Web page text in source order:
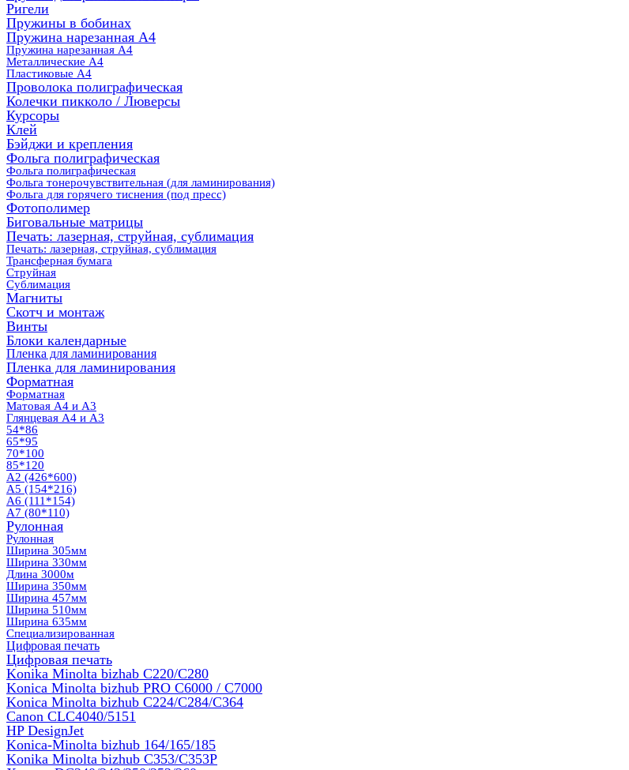
Ригели
Пружины в бобинах
Пружина нарезанная А4
Пружина нарезанная А4
Металлические А4
Пластиковые А4
Проволока полиграфическая
Колечки пикколо / Люверсы
Курсоры
Клей
Бэйджи и крепления
Фольга полиграфическая
Фольга полиграфическая
Фольга тонерочувствительная (для ламинирования)
Фольга для горячего тиснения (под пресс)
Фотополимер
Биговальные матрицы
Печать: лазерная, струйная, сублимация
Печать: лазерная, струйная, сублимация
Трансферная бумага
Струйная
Сублимация
Магниты
Скотч и монтаж
Винты
Блоки календарные
Пленка для ламинирования
Пленка для ламинирования
Форматная
Форматная
Матовая А4 и А3
Глянцевая А4 и А3
54*86
65*95
70*100
85*120
А2 (426*600)
А5 (154*216)
А6 (111*154)
А7 (80*110)
Рулонная
Рулонная
Ширина 305мм
Ширина 330мм
Длина 3000м
Ширина 350мм
Ширина 457мм
Ширина 510мм
Ширина 635мм
Специализированная
Цифровая печать
Цифровая печать
Konika Minolta bizhab C220/C280
Konica Minolta bizhub PRO C6000 / C7000
Konica Minolta bizhub С224/С284/С364
Canon CLC4040/5151
HP DesignJet
Konica-Minolta bizhub 164/165/185
Konika Minolta bizhub C353/C353Р